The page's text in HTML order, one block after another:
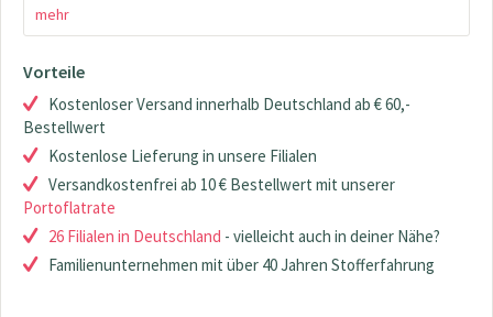
mehr
Vorteile
Kostenloser Versand innerhalb Deutschland ab € 60,-
Bestellwert
Kostenlose Lieferung in unsere Filialen
Versandkostenfrei ab 10 € Bestellwert mit unserer
Portoflatrate
26 Filialen in Deutschland - vielleicht auch in deiner Nähe?
Familienunternehmen mit über 40 Jahren Stofferfahrung